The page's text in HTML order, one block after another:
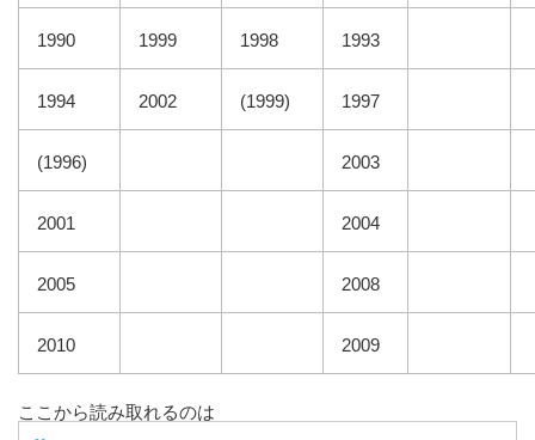
1990 1999 1998 1993
1994 2002 (1999) 1997
(1996) 2003
2001 2004
2005 2008
2010 2009
ここから読み取れるのは